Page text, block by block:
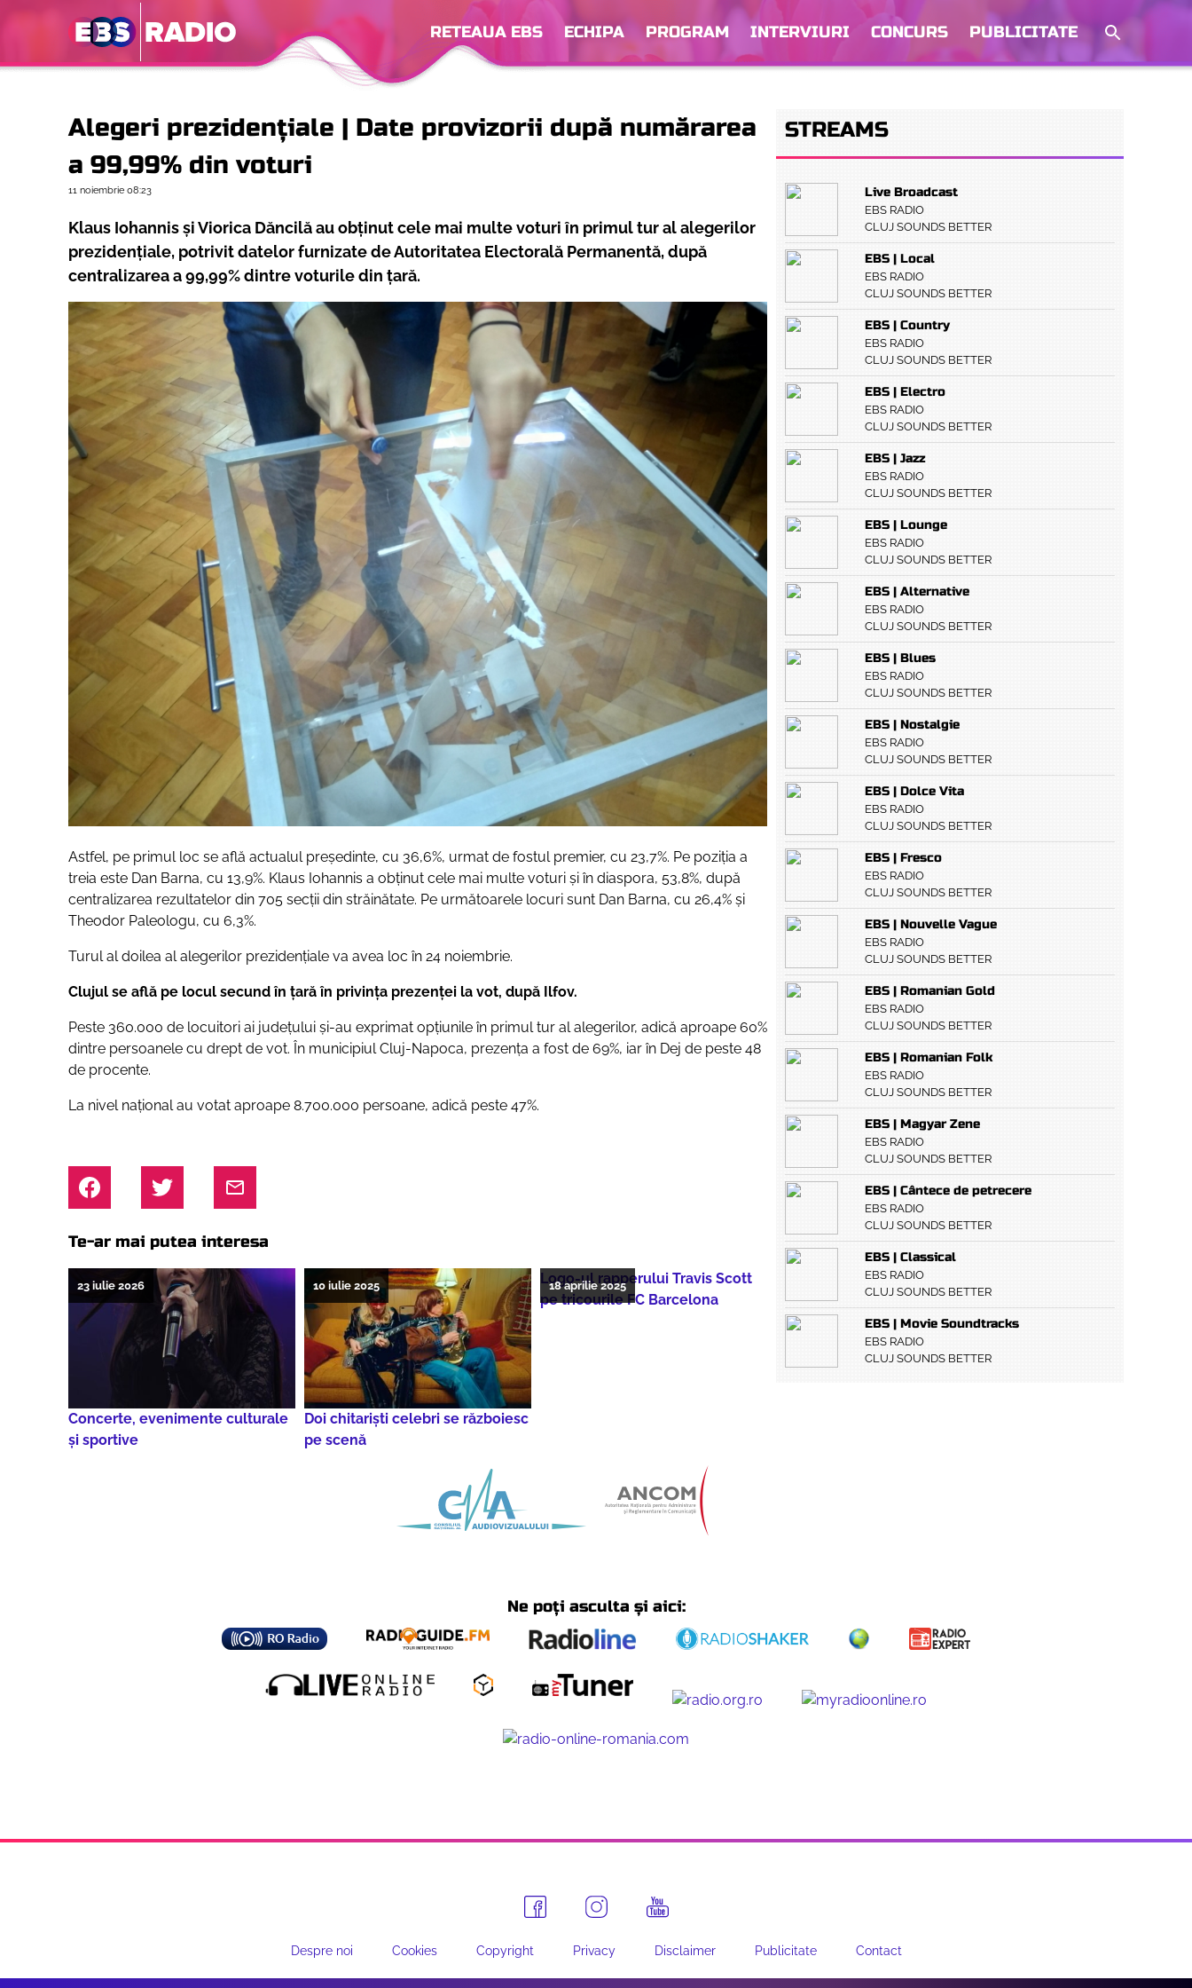
RETEAUA EBS ECHIPA PROGRAM INTERVIURI CONCURS PUBLICITATE
Alegeri prezidențiale | Date provizorii după numărarea
a 99,99% din voturi
11 noiembrie 08:23
Klaus Iohannis și Viorica Dăncilă au obținut cele mai multe voturi în primul tur al alegerilor
prezidențiale, potrivit datelor furnizate de Autoritatea Electorală Permanentă, după
centralizarea a 99,99% dintre voturile din țară.
Astfel, pe primul loc se află actualul președinte, cu 36,6%, urmat de fostul premier, cu 23,7%. Pe poziția a
treia este Dan Barna, cu 13,9%. Klaus Iohannis a obținut cele mai multe voturi și în diaspora, 53,8%, după
centralizarea rezultatelor din 705 secții din străinătate. Pe următoarele locuri sunt Dan Barna, cu 26,4% și
Theodor Paleologu, cu 6,3%.
Turul al doilea al alegerilor prezidențiale va avea loc în 24 noiembrie.
Clujul se află pe locul secund în țară în privința prezenței la vot, după Ilfov.
Peste 360.000 de locuitori ai județului și-au exprimat opțiunile în primul tur al alegerilor, adică aproape 60%
dintre persoanele cu drept de vot. În municipiul Cluj-Napoca, prezența a fost de 69%, iar în Dej de peste 48
de procente.
La nivel național au votat aproape 8.700.000 persoane, adică peste 47%.
Te-ar mai putea interesa
Concerte, evenimente culturale
şi sportive
23 iulie 2026
Doi chitarişti celebri se războiesc
pe scenă
10 iulie 2025
Logo-ul rapperului Travis Scott
pe tricourile FC Barcelona
18 aprilie 2025
STREAMS
Live Broadcast
EBS RADIO
CLUJ SOUNDS BETTER
EBS | Local
EBS RADIO
CLUJ SOUNDS BETTER
EBS | Country
EBS RADIO
CLUJ SOUNDS BETTER
EBS | Electro
EBS RADIO
CLUJ SOUNDS BETTER
EBS | Jazz
EBS RADIO
CLUJ SOUNDS BETTER
EBS | Lounge
EBS RADIO
CLUJ SOUNDS BETTER
EBS | Alternative
EBS RADIO
CLUJ SOUNDS BETTER
EBS | Blues
EBS RADIO
CLUJ SOUNDS BETTER
EBS | Nostalgie
EBS RADIO
CLUJ SOUNDS BETTER
EBS | Dolce Vita
EBS RADIO
CLUJ SOUNDS BETTER
EBS | Fresco
EBS RADIO
CLUJ SOUNDS BETTER
EBS | Nouvelle Vague
EBS RADIO
CLUJ SOUNDS BETTER
EBS | Romanian Gold
EBS RADIO
CLUJ SOUNDS BETTER
EBS | Romanian Folk
EBS RADIO
CLUJ SOUNDS BETTER
EBS | Magyar Zene
EBS RADIO
CLUJ SOUNDS BETTER
EBS | Cântece de petrecere
EBS RADIO
CLUJ SOUNDS BETTER
EBS | Classical
EBS RADIO
CLUJ SOUNDS BETTER
EBS | Movie Soundtracks
EBS RADIO
CLUJ SOUNDS BETTER
Ne poți asculta și aici:
Despre noi Cookies Copyright Privacy Disclaimer Publicitate Contact